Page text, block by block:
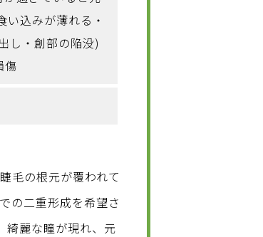
込みが薄れる・
し・創部の陥没)
傷
毛の根元が覆われて
の二重形成を希望さ
綺麗な瞳が現れ、元